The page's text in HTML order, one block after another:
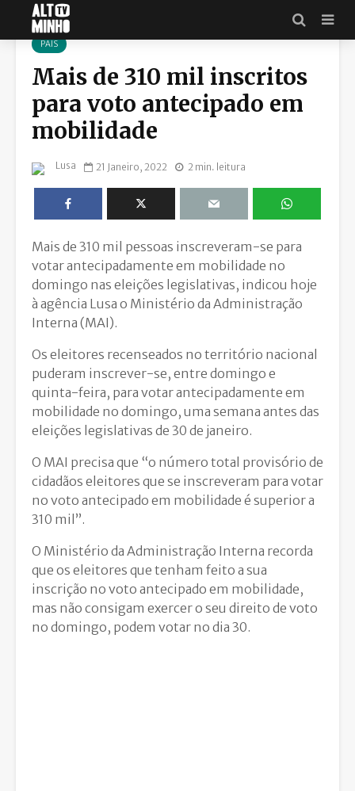
PAÍS
Mais de 310 mil inscritos
para voto antecipado em
mobilidade
Lusa 21 Janeiro, 2022 2 min. leitura
Mais de 310 mil pessoas inscreveram-se para
votar antecipadamente em mobilidade no
domingo nas eleições legislativas, indicou hoje
à agência Lusa o Ministério da Administração
Interna (MAI).
Os eleitores recenseados no território nacional
puderam inscrever-se, entre domingo e
quinta-feira, para votar antecipadamente em
mobilidade no domingo, uma semana antes das
eleições legislativas de 30 de janeiro.
O MAI precisa que “o número total provisório de
cidadãos eleitores que se inscreveram para votar
no voto antecipado em mobilidade é superior a
310 mil”.
O Ministério da Administração Interna recorda
que os eleitores que tenham feito a sua
inscrição no voto antecipado em mobilidade,
mas não consigam exercer o seu direito de voto
no domingo, podem votar no dia 30.